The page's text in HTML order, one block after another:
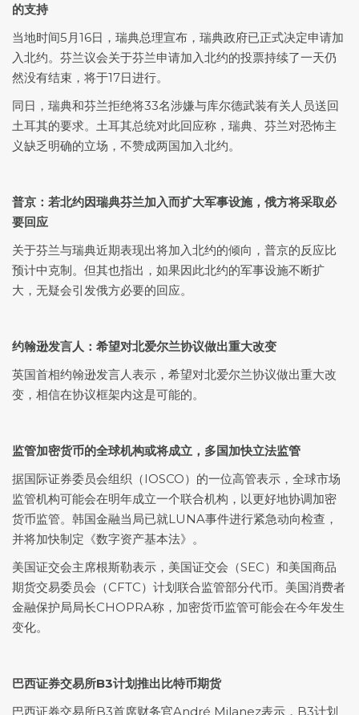
的支持
当地时间5月16日，瑞典总理宣布，瑞典政府已正式决定申请加
入北约。芬兰议会关于芬兰申请加入北约的投票持续了一天仍
然没有结束，将于17日进行。
同日，瑞典和芬兰拒绝将33名涉嫌与库尔德武装有关人员送回
土耳其的要求。土耳其总统对此回应称，瑞典、芬兰对恐怖主
义缺乏明确的立场，不赞成两国加入北约。
普京：若北约因瑞典芬兰加入而扩大军事设施，俄方将采取必
要回应
关于芬兰与瑞典近期表现出将加入北约的倾向，普京的反应比
预计中克制。但其也指出，如果因此北约的军事设施不断扩
大，无疑会引发俄方必要的回应。
约翰逊发言人：希望对北爱尔兰协议做出重大改变
英国首相约翰逊发言人表示，希望对北爱尔兰协议做出重大改
变，相信在协议框架内这是可能的。
监管加密货币的全球机构或将成立，多国加快立法监管
据国际证券委员会组织（IOSCO）的一位高管表示，全球市场
监管机构可能会在明年成立一个联合机构，以更好地协调加密
货币监管。韩国金融当局已就LUNA事件进行紧急动向检查，
并将加快制定《数字资产基本法》。
美国证交会主席根斯勒表示，美国证交会（SEC）和美国商品
期货交易委员会（CFTC）计划联合监管部分代币。美国消费者
金融保护局局长CHOPRA称，加密货币监管可能会在今年发生
变化。
巴西证券交易所B3计划推出比特币期货
巴西证券交易所B3首席财务官André Milanez表示，B3计划